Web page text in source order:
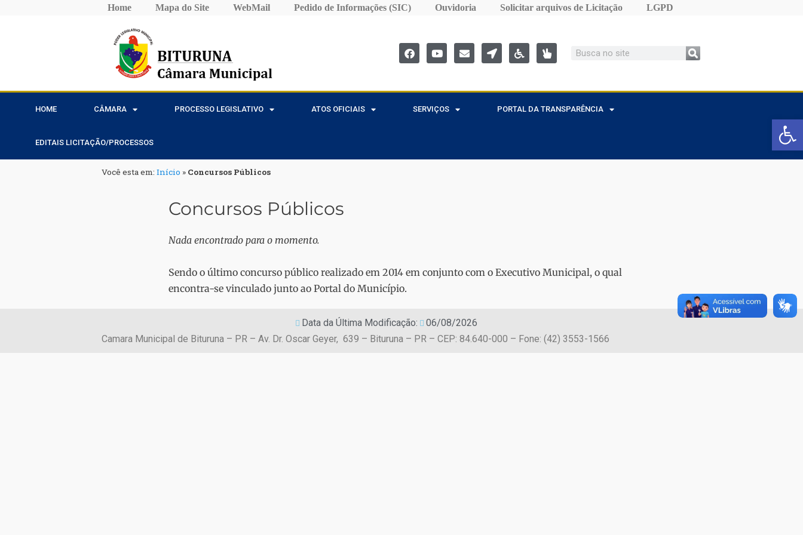
Barra de
Home Mapa do Site WebMail Pedido de Informações (SIC) Ouvidoria Solicitar arquivos de Licitação LGPD
HOME CÂMARA PROCESSO LEGISLATIVO ATOS OFICIAIS SERVIÇOS PORTAL DA TRANSPARÊNCIA
EDITAIS LICITAÇÃO/PROCESSOS
Você esta em: Início » Concursos Públicos
Concursos Públicos
Nada encontrado para o momento.
Sendo o último concurso público realizado em 2014 em conjunto com o Executivo Municipal, o qual
encontra-se vinculado junto ao Portal do Município.
Data da Última Modificação:
06/08/2026
Camara Municipal de Bituruna – PR – Av. Dr. Oscar Geyer, 639 – Bituruna – PR – CEP: 84.640-000 – Fone: (42) 3553-1566